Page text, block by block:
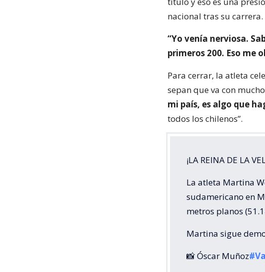
nacional tras su carrera.
“Yo venía nerviosa.
primeros 200. Eso me
Para cerrar, la atleta
sepan que va con
mi país, es algo que
todos los chilenos”.
¡LA REINA DE LA
La atleta Martina
sudamericano en
metros planos
Martina sigue
📸 Óscar Muñoz